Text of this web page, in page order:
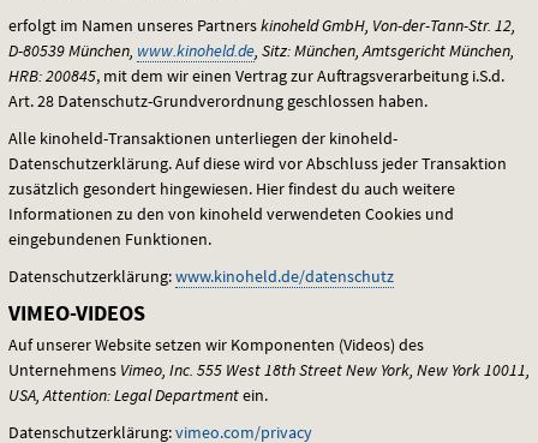
erfolgt im Namen unseres Partnerskinoheld GmbH, Von-der-Tann-Str. 12,
D-80539 München, www.kinoheld.de , Sitz: München, Amtsgericht München,
HRB: 200845, mit dem wir einen Vertrag zur Auftragsverarbeitung i.S.d.
Art. 28 Datenschutz-Grundverordnung geschlossen haben.
Alle kinoheld-Transaktionen unterliegen der kinoheld-
Datenschutzerklärung. Auf diese wird vor Abschluss jeder Transaktion
zusätzlich gesondert hingewiesen. Hier findest du auch weitere
Informationen zu den von kinoheld verwendeten Cookies und
eingebundenen Funktionen.
Datenschutzerklärung:www.kinoheld.de/datenschutz
VIMEO-VIDEOS
Auf unserer Website setzen wir Komponenten (Videos) des
Unternehmens Vimeo, Inc. 555 West 18th Street New York, New York 10011,
USA, Attention: Legal Departmentein.
Datenschutzerklärung:vimeo.com/privacy